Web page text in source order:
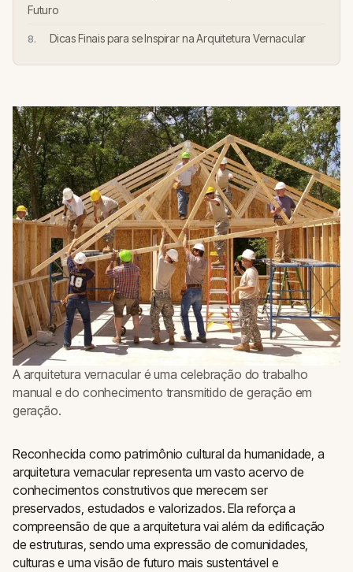
Futuro
Dicas Finais para se Inspirar na Arquitetura Vernacular
A arquitetura vernacular é uma celebração do trabalho
manual e do conhecimento transmitido de geração em
geração.
Reconhecida como patrimônio cultural da humanidade, a
arquitetura vernacular representa um vasto acervo de
conhecimentos construtivos que merecem ser
preservados, estudados e valorizados. Ela reforça a
compreensão de que a arquitetura vai além da edificação
de estruturas, sendo uma expressão de comunidades,
culturas e uma visão de futuro mais sustentável e